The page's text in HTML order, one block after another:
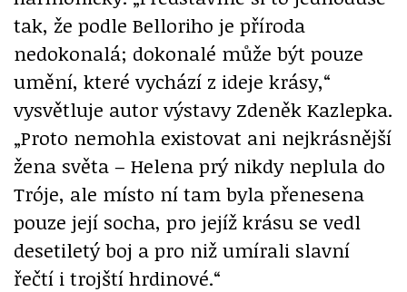
tak, že podle Belloriho je příroda
nedokonalá; dokonalé může být pouze
umění, které vychází z ideje krásy,“
vysvětluje autor výstavy Zdeněk Kazlepka.
„Proto nemohla existovat ani nejkrásnější
žena světa – Helena prý nikdy neplula do
Tróje, ale místo ní tam byla přenesena
pouze její socha, pro jejíž krásu se vedl
desetiletý boj a pro niž umírali slavní
řečtí i trojští hrdinové.“